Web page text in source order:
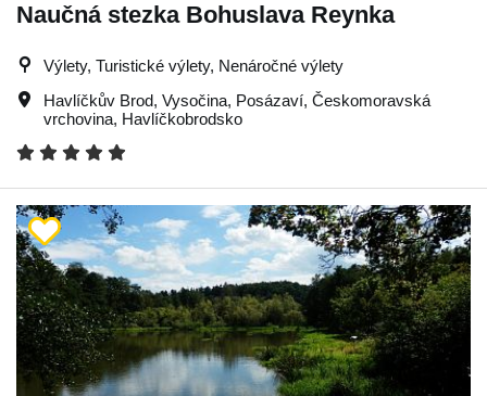
Naučná stezka Bohuslava Reynka
Výlety, Turistické výlety, Nenáročné výlety
Havlíčkův Brod, Vysočina, Posázaví, Českomoravská
vrchovina, Havlíčkobrodsko